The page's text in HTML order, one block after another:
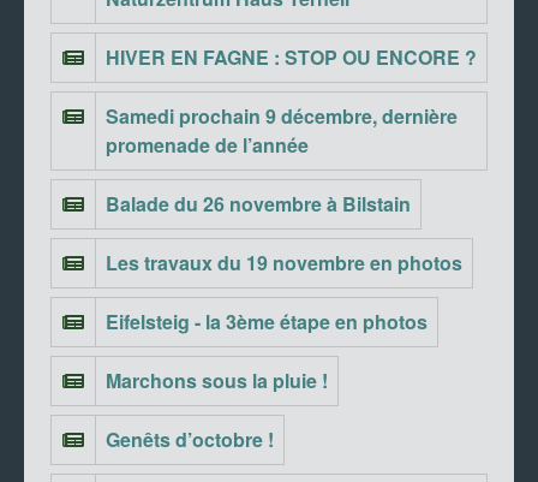
HIVER EN FAGNE : STOP OU ENCORE ?
Samedi prochain 9 décembre, dernière
promenade de l’année
Balade du 26 novembre à Bilstain
Les travaux du 19 novembre en photos
Eifelsteig - la 3ème étape en photos
Marchons sous la pluie !
Genêts d’octobre !